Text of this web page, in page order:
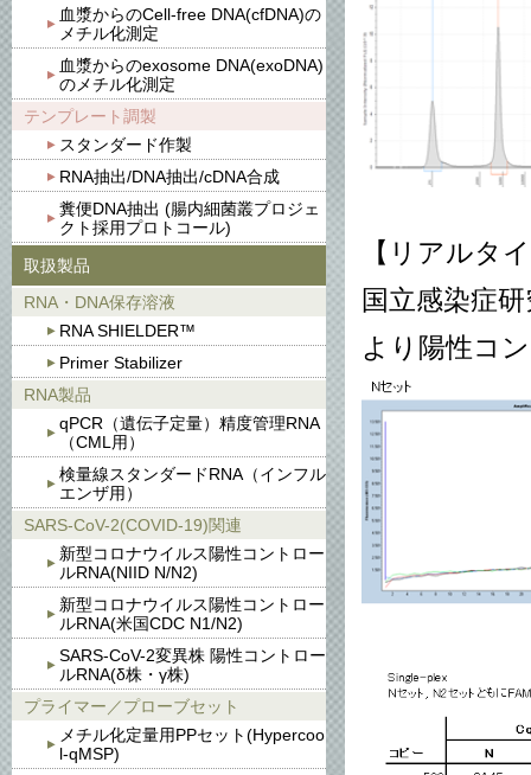
血漿からのCell-free DNA(cfDNA)の
メチル化測定
血漿からのexosome DNA(exoDNA)
のメチル化測定
テンプレート調製
スタンダード作製
RNA抽出/DNA抽出/cDNA合成
糞便DNA抽出 (腸内細菌叢プロジェ
クト採用プロトコール)
取扱製品
RNA・DNA保存溶液
RNA SHIELDER™
Primer Stabilizer
RNA製品
qPCR（遺伝子定量）精度管理RNA
（CML用）
検量線スタンダードRNA（インフル
エンザ用）
SARS-CoV-2(COVID-19)関連
新型コロナウイルス陽性コントロー
ルRNA(NIID N/N2)
新型コロナウイルス陽性コントロー
ルRNA(米国CDC N1/N2)
SARS-CoV-2変異株 陽性コントロー
ルRNA(δ株・γ株)
プライマー／プローブセット
メチル化定量用PPセット(Hypercoo
l-qMSP)
【リアルタ
国立感染症
より陽性コ